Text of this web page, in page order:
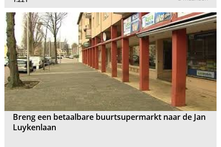
Breng een betaalbare buurtsupermarkt naar de Jan
Luykenlaan